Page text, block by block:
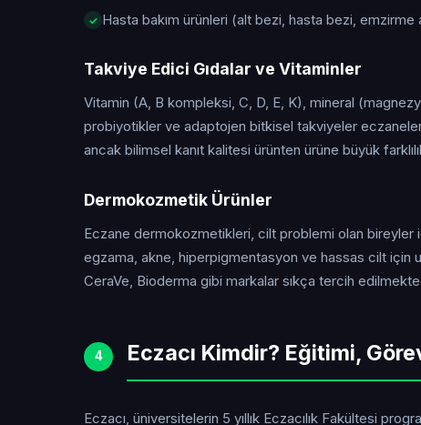
Hasta bakım ürünleri (alt bezi, hasta bezi, emzirme
Takviye Edici Gıdalar ve Vitaminler
Vitamin (A, B kompleksi, C, D, E, K), mineral
probiyotikler ve adaptojen bitkisel takviyeler
ancak bilimsel kanıt kalitesi ürünten ürüne büyük
Dermokozmetik Ürünler
Eczane dermokozmetikleri, cilt problemi olan bireyler
egzama, akne, hiperpigmentasyon ve hassas cilt için
CeraVe, Bioderma gibi markalar sıkça tercih
4 Eczacı Kimdir? Eğitimi,
Eczacı, üniversitelerin 5 yıllık Eczacılık Fakültesi